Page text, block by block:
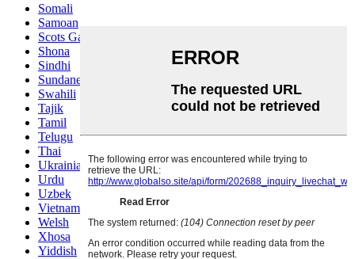
Somali
Samoan
Scots Gaelic
Shona
Sindhi
Sundanese
Swahili
Tajik
Tamil
Telugu
Thai
Ukrainian
Urdu
Uzbek
Vietnamese
Welsh
Xhosa
Yiddish